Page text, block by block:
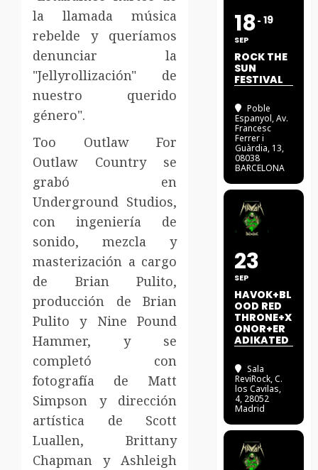
la llamada música
rebelde y queríamos
denunciar la
"Jellyrollización" de
nuestro querido
género".
Too Outlaw For
Outlaw Country se
grabó en
Underground Studios,
con ingeniería de
sonido, mezcla y
masterización a cargo
de Brian Pulito,
producción de Brian
Pulito y Nine Pound
Hammer, y se
completó con
fotografía de Matt
Simpson y dirección
artística de Scott
Luallen, Brittany
Chapman y Ashleigh
18
SEP
19
ROCK THE
SUN
FESTIVAL
Poble
Espanyol, Av.
Francesc
Ferrer i
Guàrdia, 13,
08038
BARCELONA
23
SEP
HAVOK+BL
OOD RED
THRONE+X
ONOR+ER
ADIKATED
Sala
ReviRock, C.
los Cavilas,
4, 28052
Madrid